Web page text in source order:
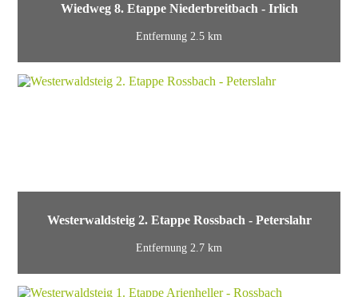
Wiedweg 8. Etappe Niederbreitbach - Irlich
Entfernung 2.5 km
Westerwaldsteig 2. Etappe Rossbach - Peterslahr
Entfernung 2.7 km